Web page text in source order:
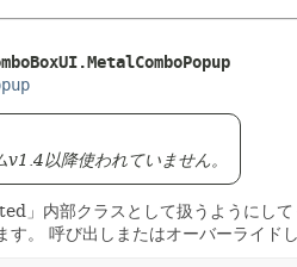
以降使われていません。
」内部クラスとして扱うようにして
。
呼び出しまたはオーバーライド